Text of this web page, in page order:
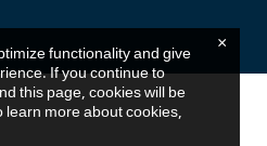
functionality and give
If you continue to
this page, cookies will be
learn more about cookies,